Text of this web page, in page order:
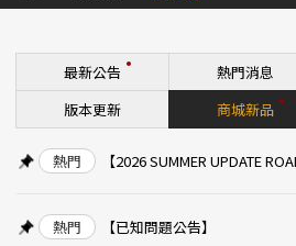
最新公告 熱門消息
版本更新
商城新品
熱門 【2026 SUMMER UPDATE
熱門 【已知問題公告】